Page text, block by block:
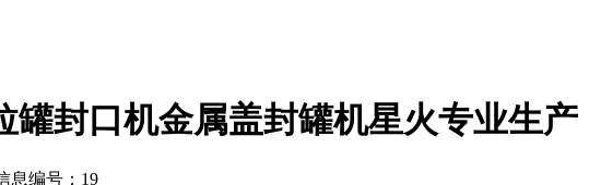
罐封口机金属盖封罐机星火专业生产
息编号：19